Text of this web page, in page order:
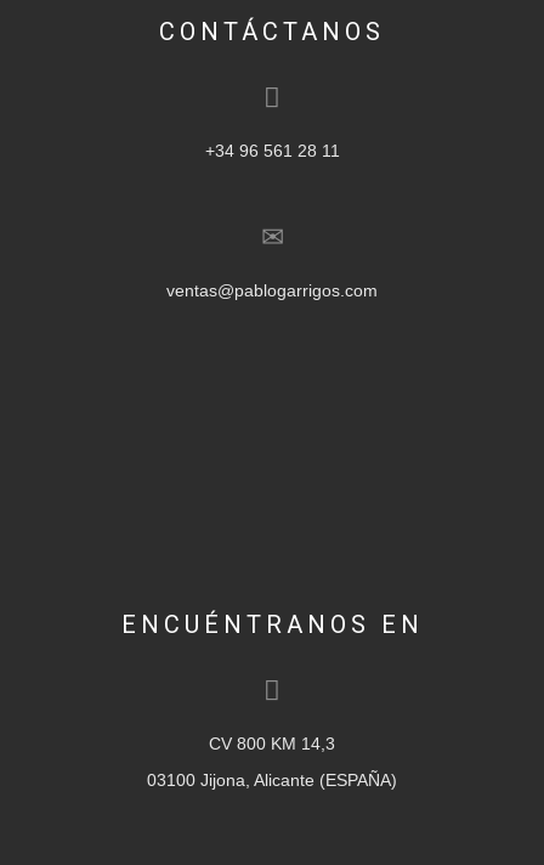
CONTÁCTANOS
+34 96 561 28 11
ventas@pablogarrigos.com
ENCUÉNTRANOS EN
CV 800 KM 14,3
03100 Jijona, Alicante (ESPAÑA)